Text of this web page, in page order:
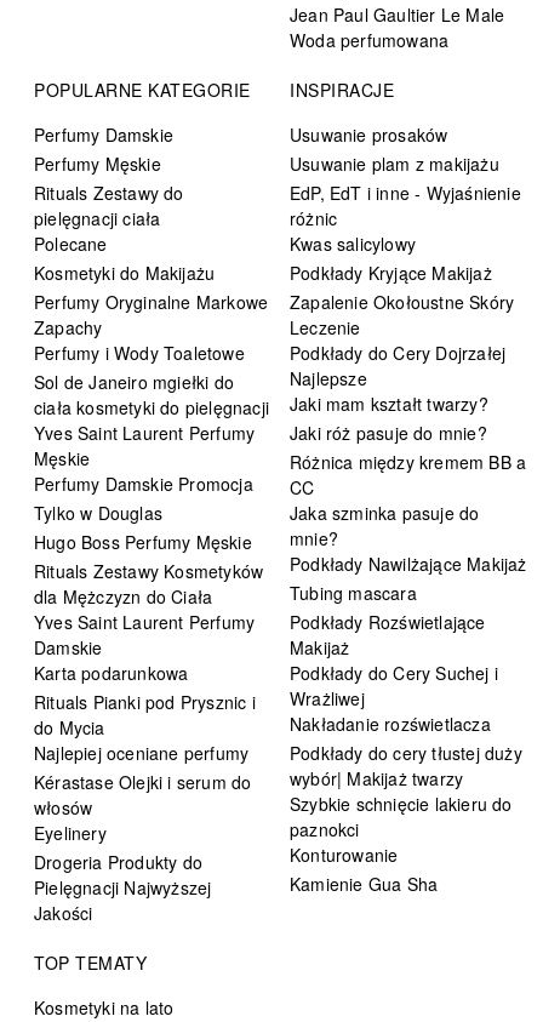
Jean Paul Gaultier Le Male
Woda perfumowana
POPULARNE KATEGORIE
Perfumy Damskie
Perfumy Męskie
Rituals Zestawy do
pielęgnacji ciała
Polecane
Kosmetyki do Makijażu
Perfumy Oryginalne Markowe
Zapachy
Perfumy i Wody Toaletowe
Sol de Janeiro mgiełki do
ciała kosmetyki do pielęgnacji
Yves Saint Laurent Perfumy
Męskie
Perfumy Damskie Promocja
Tylko w Douglas
Hugo Boss Perfumy Męskie
Rituals Zestawy Kosmetyków
dla Mężczyzn do Ciała
Yves Saint Laurent Perfumy
Damskie
Karta podarunkowa
Rituals Pianki pod Prysznic i
do Mycia
Najlepiej oceniane perfumy
Kérastase Olejki i serum do
włosów
Eyelinery
Drogeria Produkty do
Pielęgnacji Najwyższej
Jakości
INSPIRACJE
Usuwanie prosaków
Usuwanie plam z makijażu
EdP, EdT i inne - Wyjaśnienie
różnic
Kwas salicylowy
Podkłady Kryjące Makijaż
Zapalenie Okołoustne Skóry
Leczenie
Podkłady do Cery Dojrzałej
Najlepsze
Jaki mam kształt twarzy?
Jaki róż pasuje do mnie?
Różnica między kremem BB a
CC
Jaka szminka pasuje do
mnie?
Podkłady Nawilżające Makijaż
Tubing mascara
Podkłady Rozświetlające
Makijaż
Podkłady do Cery Suchej i
Wrażliwej
Nakładanie rozświetlacza
Podkłady do cery tłustej duży
wybór| Makijaż twarzy
Szybkie schnięcie lakieru do
paznokci
Konturowanie
Kamienie Gua Sha
TOP TEMATY
Kosmetyki na lato